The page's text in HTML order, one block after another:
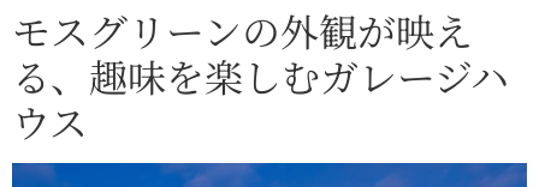
モスグリーンの外観が映え
る、趣味を楽しむガレージハ
ウス